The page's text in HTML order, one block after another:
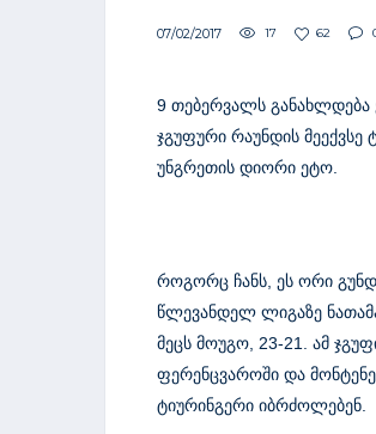
07/02/2017 17 62
9 თებერვალს განახლდება
ჯგუფური რაუნდის
უნგრეთის დიორი ეტო.
როგორც ჩანს, ეს ორი
წლევანდელ ლიგაზე
მეცს მოუგო, 23-21. ამ
ფერენცვაროში და
ტიურინგერი იბრძოლებენ.